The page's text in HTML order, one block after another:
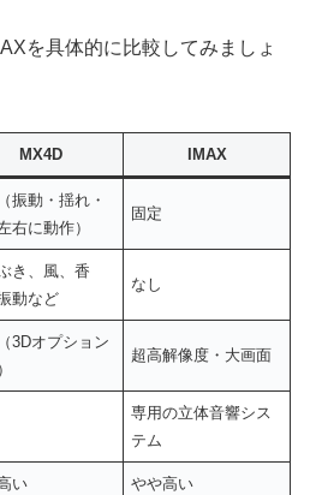
を具体的に比較してみましょ
MX4D IMAX
振動・揺れ・
右に動作）
固定
き、風、香
動など
なし
3Dオプション
超高解像度・大画面
専用の立体音響シス
テム
い やや高い